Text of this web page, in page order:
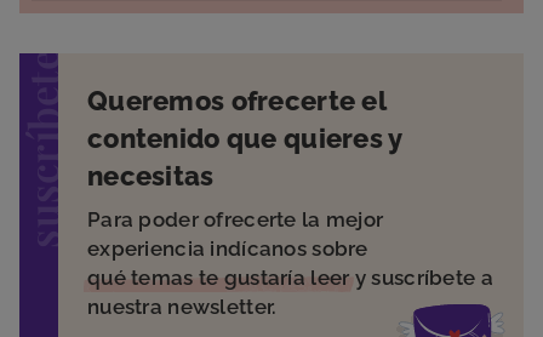
Queremos ofrecerte el
contenido que quieres y
necesitas
Para poder ofrecerte la mejor
experiencia indícanos sobre
qué temas te gustaría leer y suscríbete a
nuestra newsletter.